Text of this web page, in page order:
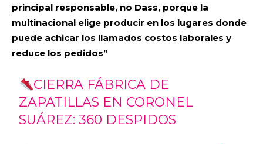
principal responsable, no Dass, porque la
multinacional elige producir en los lugares donde
puede achicar los llamados costos laborales y
reduce los pedidos”
CIERRA FÁBRICA DE
ZAPATILLAS EN CORONEL
SUÁREZ: 360 DESPIDOS